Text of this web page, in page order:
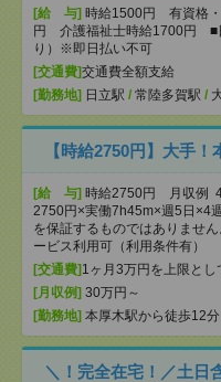
[給 与] 時給1500円 有資格
円 介護福祉士時給1700円 ■
り）※即日払い不可
[交通費]交通費全額支給
[勤務地] 日立駅 / 常陸多賀駅 /
【時給2750円】大手
[給 与] 時給2750円 月収例
2750円×実働7h45m×週5日×4
を保証するものではありませ
ービス利用可（利用条件有）
[交通費] 1ヶ月3万円を上限とし
[月収例] 30万円～
[勤務地] 本厚木駅から徒歩12分
＼！完全在宅！／土日